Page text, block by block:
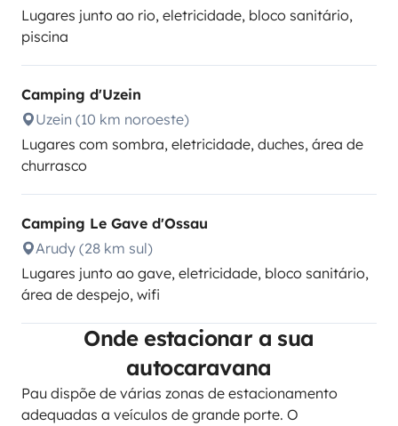
Lugares junto ao rio, eletricidade, bloco sanitário,
piscina
Camping d'Uzein
Uzein (10 km noroeste)
Lugares com sombra, eletricidade, duches, área de
churrasco
Camping Le Gave d'Ossau
Arudy (28 km sul)
Lugares junto ao gave, eletricidade, bloco sanitário,
área de despejo, wifi
Onde estacionar a sua
autocaravana
Pau dispõe de várias zonas de estacionamento
adequadas a veículos de grande porte. O